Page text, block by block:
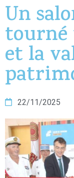
Un
tourné
et la
22/11/2025